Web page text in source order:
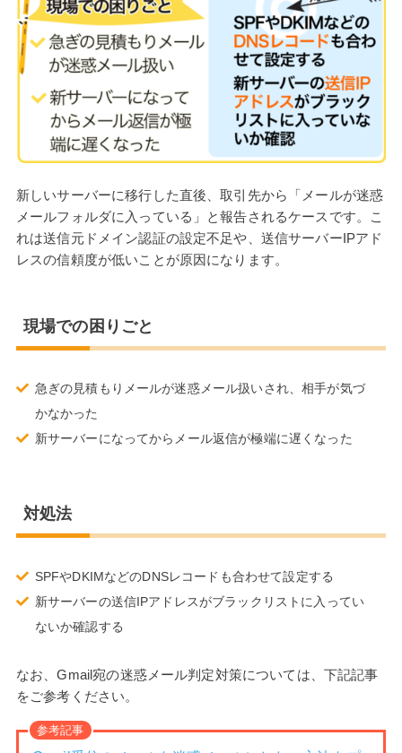
新しいサーバーに移行した直後、取引先から「メールが迷惑
メールフォルダに入っている」と報告されるケースです。こ
れは送信元ドメイン認証の設定不足や、送信サーバーIPアド
レスの信頼度が低いことが原因になります。
現場での困りごと
急ぎの見積もりメールが迷惑メール扱いされ、相手が気づ
かなかった
新サーバーになってからメール返信が極端に遅くなった
対処法
SPFやDKIMなどのDNSレコードも合わせて設定する
新サーバーの送信IPアドレスがブラックリストに入ってい
ないか確認する
なお、Gmail宛の迷惑メール判定対策については、下記記事
をご参考ください。
参考記事